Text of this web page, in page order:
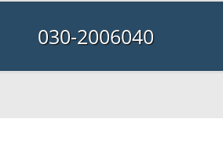
030-2006040